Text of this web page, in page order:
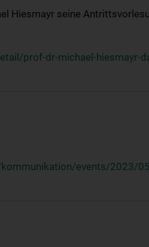
Hiesmayr seine
prof-dr-michael-hiesmayr-
events/2023/